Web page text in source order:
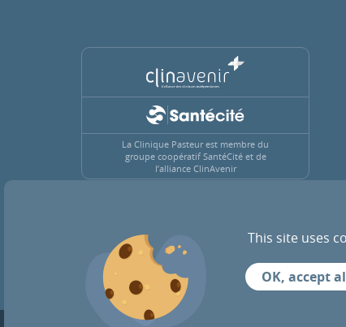
La Clinique Pasteur est membre du
groupe coopératif SantéCité et de
l’alliance ClinAvenir
ACTUALITÉS RECRUTEMENT
This site uses
OK, accept